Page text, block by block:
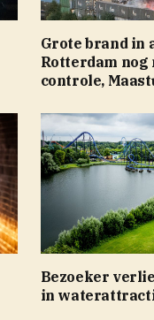
Grote brand in
Rotterdam nog
controle,
Bezoeker
in